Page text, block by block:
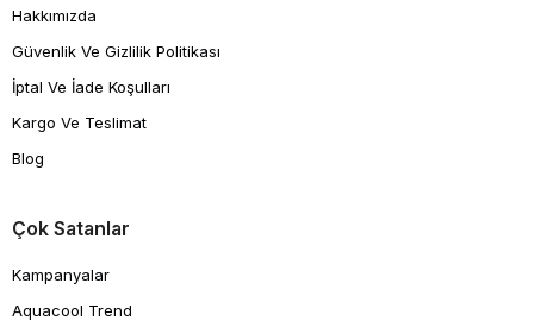
Hakkımızda
Güvenlik Ve Gizlilik Politikası
İptal Ve İade Koşulları
Kargo Ve Teslimat
Blog
Çok Satanlar
Kampanyalar
Aquacool Trend